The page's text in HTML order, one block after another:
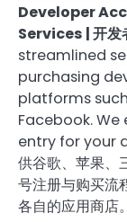
Developer
Services | 开发
streamlined
purchasing
platforms
Facebook.
entry for your
供谷歌、苹果、
号注册与购买流
各自的应用商店。